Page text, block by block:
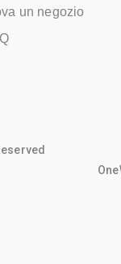
un negozio